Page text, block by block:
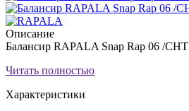
Описание
Балансир RAPALA Snap Rap 06 /CHT
Читать полностью
Характеристики